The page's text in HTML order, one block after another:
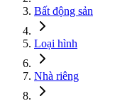
Bất động sản
Loại hình
Nhà riêng